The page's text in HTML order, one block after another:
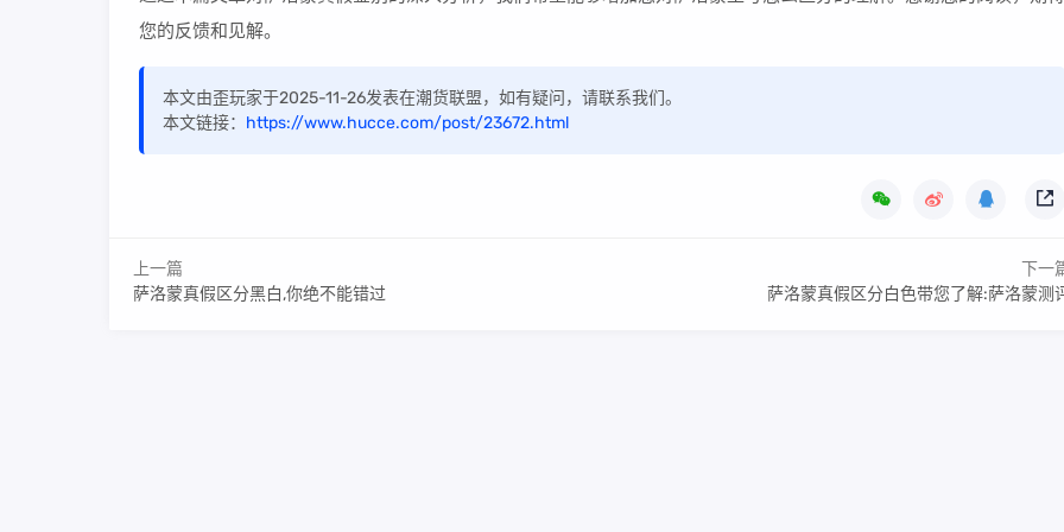
您的反馈和见解。
本文由歪玩家于2025-11-26发表在潮货联盟，如有疑问，请联系我们。
本文链接： https://www.hucce.com/post/23672.html
上一篇
萨洛蒙真假区分黑白,你绝不能错过
下一
萨洛蒙真假区分白色带您了解:萨洛蒙测